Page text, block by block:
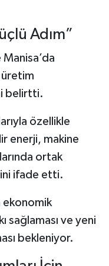
Adım”
belirtti.
özellikle
enerji, makine
ortak
ifade etti.
ekonomik
sağlaması ve yeni
bekleniyor.